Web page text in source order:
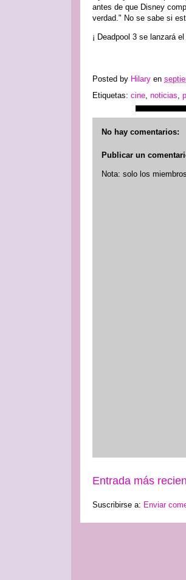
antes de que Disney
verdad." No se sabe si
¡ Deadpool 3 se lanzará
Posted by Hilary en
Etiquetas: cine noticias
No hay comentarios:
Publicar un
Nota: solo los
Entrada más
Suscribirse a: Enviar